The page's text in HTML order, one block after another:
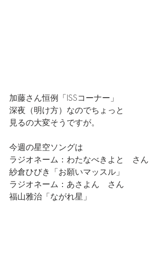
加藤さん恒例「ISSコーナー」
深夜（明け方）なのでちょっと
見るの大変そうですが。
今週の星空ソングは
ラジオネーム：わたなべきよと　さん
紗倉ひびき「お願いマッスル」
ラジオネーム：あさよん　さん
福山雅治「ながれ星」